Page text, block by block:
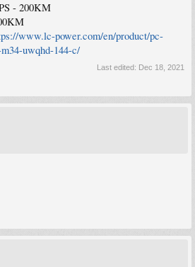
- 200KM
www.lc-power.com/en/product/pc-
uwqhd-144-c/
Last edited: Dec 18, 2021